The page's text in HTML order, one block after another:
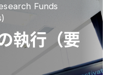
Funds
執行（要